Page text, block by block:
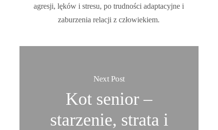
agresji, lęków i stresu, po trudności adaptacyjne i
zaburzenia relacji z człowiekiem.
Next Post
Kot senior –
starzenie, strata i